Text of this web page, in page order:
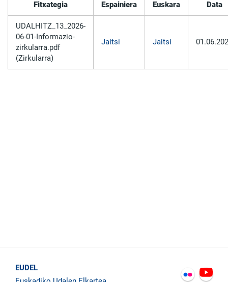
Fitxategia Espainiera Euskara Data
UDALHITZ_13_2026-
06-01-Informazio-
zirkularra.pdf
(Zirkularra)
Jaitsi Jaitsi
EUDEL